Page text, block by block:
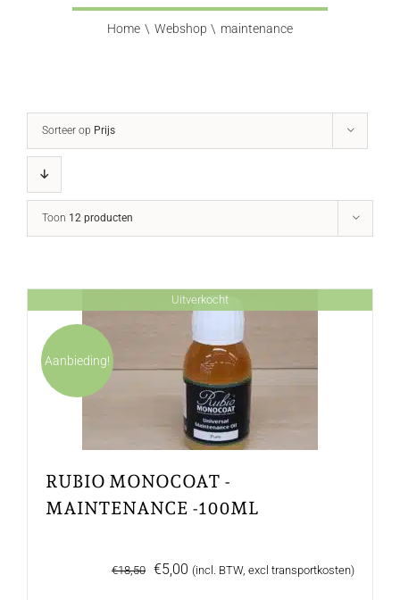
Home Webshop maintenance
Sorteer op Prijs
Toon 12 producten
Uitverkocht
Aanbieding!
RUBIO MONOCOAT -
MAINTENANCE -100ML
€18,50 Oorspronkelijke
€5,00 Huidige
(incl. BTW, excl transportkosten)